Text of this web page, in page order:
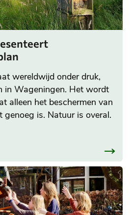
wereldwijd onder druk,
in Wageningen. Het wordt
alleen het beschermen van
genoeg is. Natuur is overal.